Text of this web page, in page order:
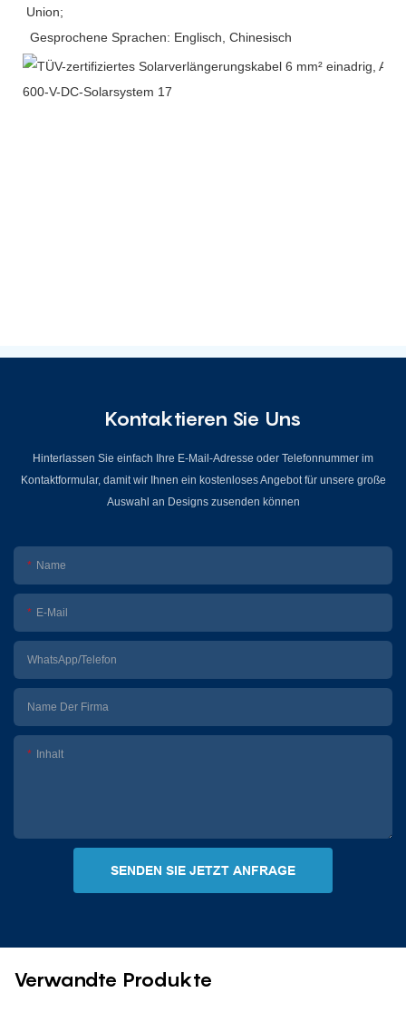
Union;
Gesprochene Sprachen: Englisch, Chinesisch
Kontaktieren Sie Uns
Hinterlassen Sie einfach Ihre E-Mail-Adresse oder Telefonnummer im
Kontaktformular, damit wir Ihnen ein kostenloses Angebot für unsere große
Auswahl an Designs zusenden können
Name
E-Mail
WhatsApp/Telefon
Name Der Firma
Inhalt
SENDEN SIE JETZT ANFRAGE
Verwandte Produkte